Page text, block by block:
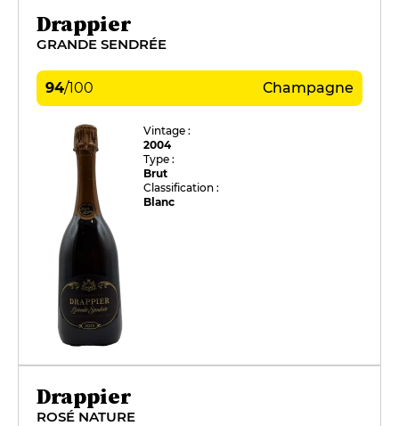
Drappier
GRANDE SENDRÉE
94/100 Champagne
Vintage :
2004
Type :
Brut
Classification :
Blanc
Drappier
ROSÉ NATURE